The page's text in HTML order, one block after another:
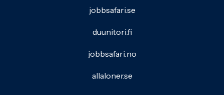
jobbsafari.se
duunitori.fi
jobbsafari.no
allaloner.se